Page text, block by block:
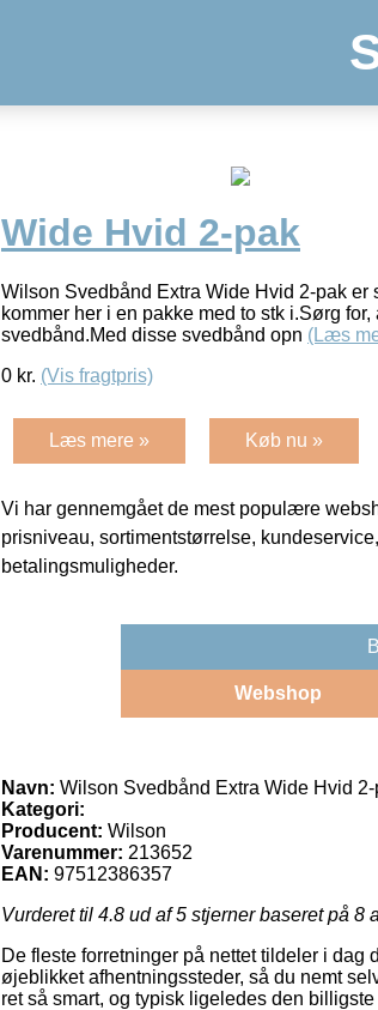
Wide Hvid 2-pak
Wilson Svedbånd Extra Wide Hvid 2-pak
kommer her i en pakke med to stk i.Sørg
svedbånd.Med disse svedbånd opn (Læs
0 kr. (Vis fragtpris)
Læs mere » Køb nu »
Vi har gennemgået de mest populære
prisniveau, sortimentstørrelse,
betalingsmuligheder.
Webshop
Navn: Wilson Svedbånd Extra Wide Hvid
Kategori:
Producent: Wilson
Varenummer: 213652
EAN: 97512386357
Vurderet til 4.8 ud af 5 stjerner baseret på 8
De fleste forretninger på nettet tildeler i
øjeblikket afhentningssteder, så du nemt
ret så smart, og typisk ligeledes den